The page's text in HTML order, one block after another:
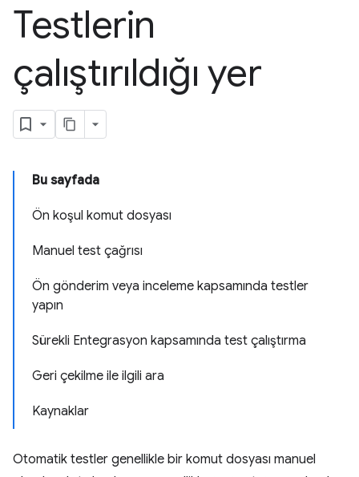
Testlerin
çalıştırıldığı yer
Bu sayfada
Ön koşul komut dosyası
Manuel test çağrısı
Ön gönderim veya inceleme kapsamında testler
yapın
Sürekli Entegrasyon kapsamında test çalıştırma
Geri çekilme ile ilgili ara
Kaynaklar
Otomatik testler genellikle bir komut dosyası manuel